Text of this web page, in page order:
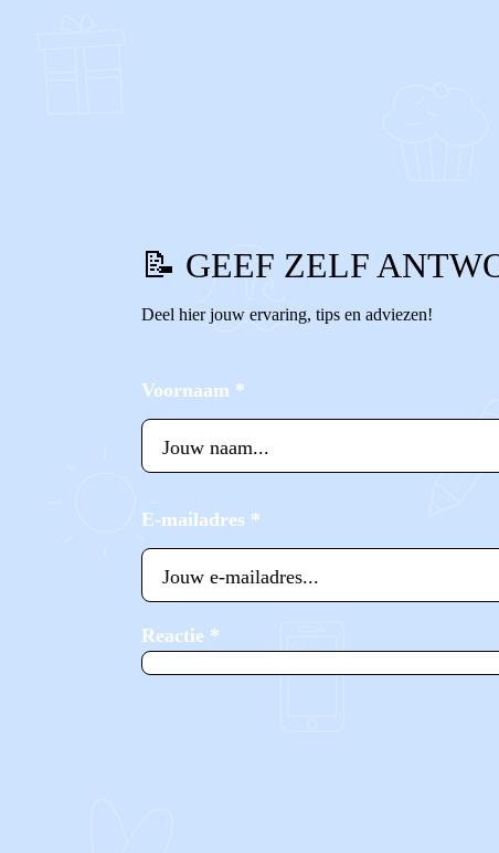
📝 GEEF ZELF
Deel hier jouw ervaring, tips en adviezen!
Voornaam *
E-mailadres *
Reactie *